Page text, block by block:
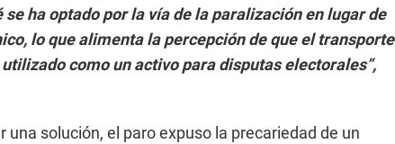
ha optado por la vía de la paralización en lugar de
lo que alimenta la percepción de que el transporte
como un activo para disputas electorales”,
una solución, el paro expuso la precariedad de un